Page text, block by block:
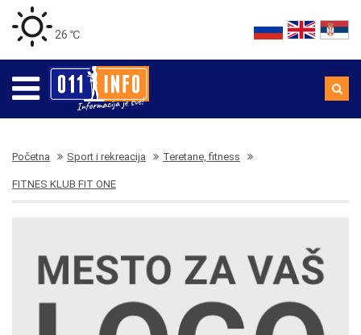
26 ℃
Početna Sport i rekreacija Teretane, fitness
FITNES KLUB FIT ONE